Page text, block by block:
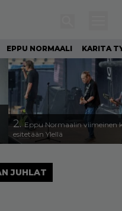
EPPU NORMAALI KARITA
2. Eppu Normaalin viimeinen
esitetään Ylellä
JUHLAT